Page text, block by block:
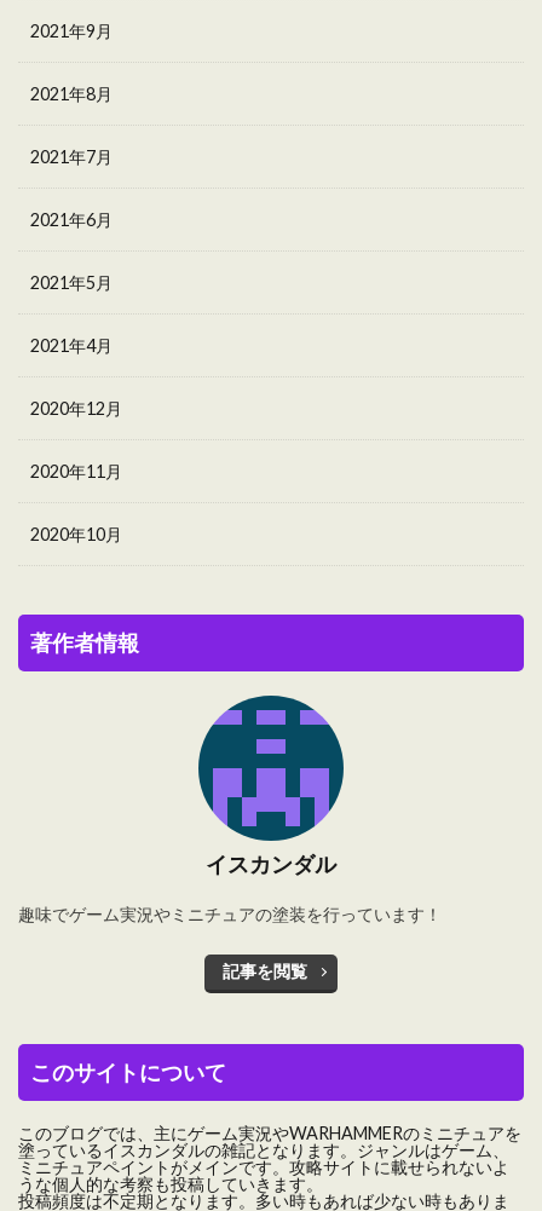
2021年9月
2021年8月
2021年7月
2021年6月
2021年5月
2021年4月
2020年12月
2020年11月
2020年10月
著作者情報
イスカンダル
趣味でゲーム実況やミニチュアの塗装を行っています！
記事を閲覧
このサイトについて
このブログでは、主にゲーム実況やWARHAMMERのミニチュアを
塗っているイスカンダルの雑記となります。ジャンルはゲーム、
ミニチュアペイントがメインです。攻略サイトに載せられないよ
うな個人的な考察も投稿していきます。
投稿頻度は不定期となります。多い時もあれば少ない時もありま